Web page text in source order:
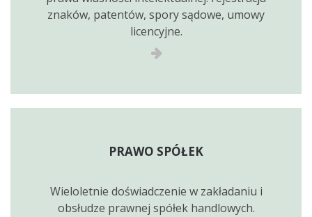
znaków, patentów, spory sądowe, umowy
licencyjne.
PRAWO SPÓŁEK
Wieloletnie doświadczenie w zakładaniu i
obsłudze prawnej spółek handlowych.